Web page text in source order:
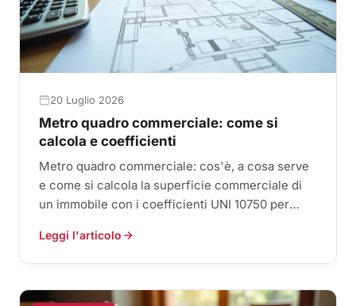
20 Luglio 2026
Metro quadro commerciale: come si
calcola e coefficienti
Metro quadro commerciale: cos'è, a cosa serve
e come si calcola la superficie commerciale di
un immobile con i coefficienti UNI 10750 per
Leggi l'articolo